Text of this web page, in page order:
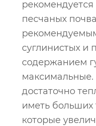
песчаных
суглинистых и
содержанием
достаточно
иметь больших
которые